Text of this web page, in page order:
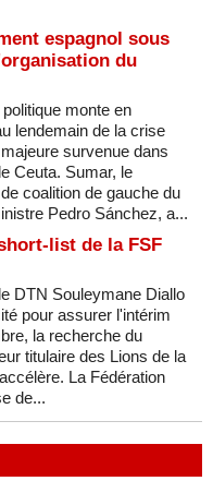
espagnol sous
du
monte en
lendemain de la crise
survenue dans
Ceuta. Sumar, le
coalition de gauche du
Pedro Sánchez, a...
list de la FSF
DTN Souleymane Diallo
pour assurer l'intérim
la recherche du
titulaire des Lions de la
La Fédération
de...